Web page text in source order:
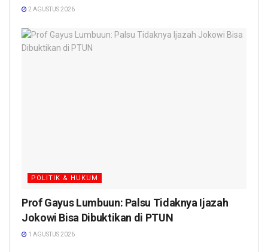
2 AGUSTUS 2026
POLITIK & HUKUM
Prof Gayus Lumbuun: Palsu Tidaknya Ijazah
Jokowi Bisa Dibuktikan di PTUN
1 AGUSTUS 2026